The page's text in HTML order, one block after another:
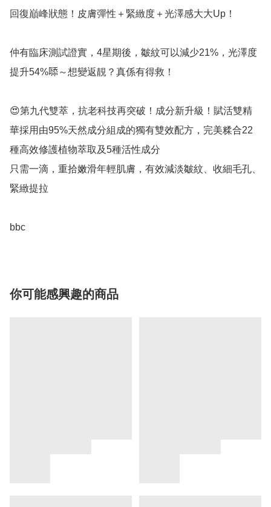
回復巔峰狀態！皮膚彈性＋緊緻度＋光澤感大大Up！
仲有臨床測試證實，4星期後，皺紋可以減少21%，光澤度
提升54%𠻹～想變返靚？真係有得救！
😍第九代雙萃，抗老科技再突破！成分新升級！賦活雙精
華採用由95%天然成分組成的獨有雙效配方，完美糅合22
種高效修護植物萃取及5種活性成分
只需一滴，重拾嫩滑年輕肌膚，有效減淡皺紋、收細毛孔、
緊緻提拉
bbc
你可能感興趣的商品